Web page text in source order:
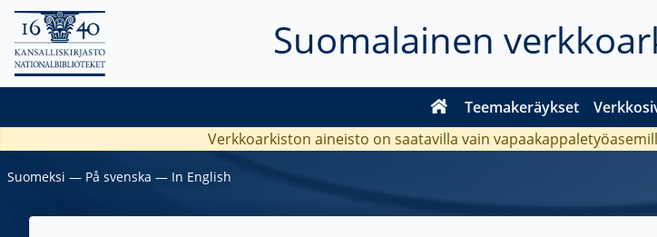
Suomalainen
Teemakeräykset
Verkkoarkiston aineisto on saatavilla vain
Suomeksi ― På svenska ― In English